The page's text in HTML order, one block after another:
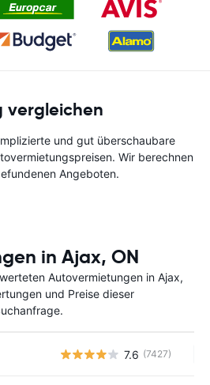
vergleichen
und gut überschaubare
Wir berechnen
Angeboten.
in Ajax, ON
Autovermietungen in Ajax,
und Preise dieser
7.6 (7427)